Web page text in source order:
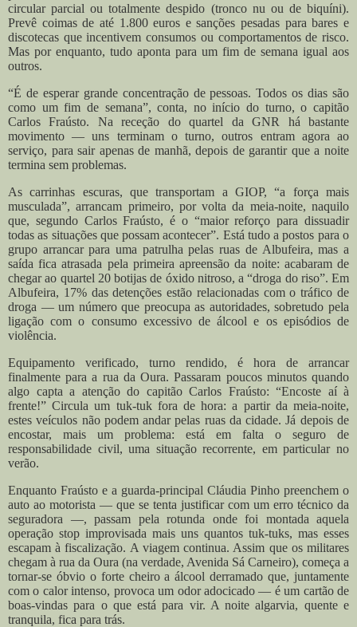
circular parcial ou totalmente despido (tronco nu ou de biquíni).
Prevê coimas de até 1.800 euros e sanções pesadas para bares e
discotecas que incentivem consumos ou comportamentos de risco.
Mas por enquanto, tudo aponta para um fim de semana igual aos
outros.
“É de esperar grande concentração de pessoas. Todos os dias são
como um fim de semana”, conta, no início do turno, o capitão
Carlos Fraústo. Na receção do quartel da GNR há bastante
movimento — uns terminam o turno, outros entram agora ao
serviço, para sair apenas de manhã, depois de garantir que a noite
termina sem problemas.
As carrinhas escuras, que transportam a GIOP, “a força mais
musculada”, arrancam primeiro, por volta da meia-noite, naquilo
que, segundo Carlos Fraústo, é o “maior reforço para dissuadir
todas as situações que possam acontecer”. Está tudo a postos para o
grupo arrancar para uma patrulha pelas ruas de Albufeira, mas a
saída fica atrasada pela primeira apreensão da noite: acabaram de
chegar ao quartel 20 botijas de óxido nitroso, a “droga do riso”. Em
Albufeira, 17% das detenções estão relacionadas com o tráfico de
droga — um número que preocupa as autoridades, sobretudo pela
ligação com o consumo excessivo de álcool e os episódios de
violência.
Equipamento verificado, turno rendido, é hora de arrancar
finalmente para a rua da Oura. Passaram poucos minutos quando
algo capta a atenção do capitão Carlos Fraústo: “Encoste aí à
frente!” Circula um tuk-tuk fora de hora: a partir da meia-noite,
estes veículos não podem andar pelas ruas da cidade. Já depois de
encostar, mais um problema: está em falta o seguro de
responsabilidade civil, uma situação recorrente, em particular no
verão.
Enquanto Fraústo e a guarda-principal Cláudia Pinho preenchem o
auto ao motorista — que se tenta justificar com um erro técnico da
seguradora —, passam pela rotunda onde foi montada aquela
operação stop improvisada mais uns quantos tuk-tuks, mas esses
escapam à fiscalização. A viagem continua. Assim que os militares
chegam à rua da Oura (na verdade, Avenida Sá Carneiro), começa a
tornar-se óbvio o forte cheiro a álcool derramado que, juntamente
com o calor intenso, provoca um odor adocicado — é um cartão de
boas-vindas para o que está para vir. A noite algarvia, quente e
tranquila, fica para trás.